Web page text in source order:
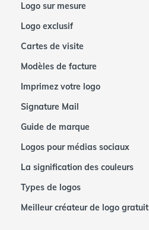
Logo sur mesure
Logo exclusif
Cartes de visite
Modèles de facture
Imprimez votre logo
Signature Mail
Guide de marque
Logos pour médias sociaux
La signification des couleurs
Types de logos
Meilleur créateur de logo gratuit